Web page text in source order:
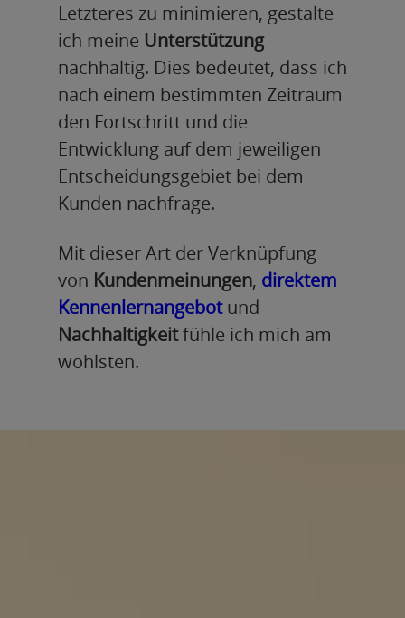
Letzteres zu minimieren, gestalte
ich meine Unterstützung
nachhaltig. Dies bedeutet, dass ich
nach einem bestimmten Zeitraum
den Fortschritt und die
Entwicklung auf dem jeweiligen
Entscheidungsgebiet bei dem
Kunden nachfrage.
Mit dieser Art der Verknüpfung
von Kundenmeinungen, direktem
Kennenlernangebotund
Nachhaltigkeitfühle ich mich am
wohlsten.